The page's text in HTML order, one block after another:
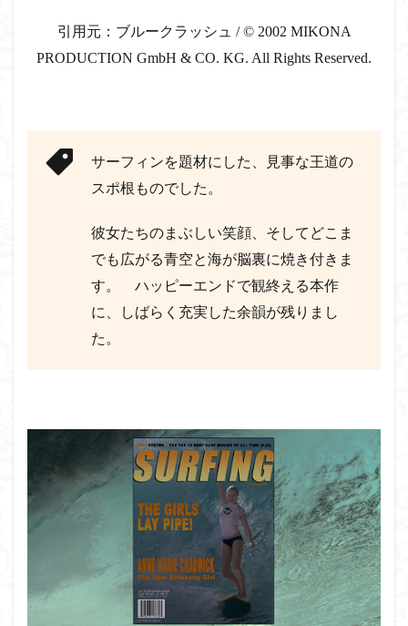
引用元：ブルークラッシュ /© 2002 MIKONA
PRODUCTION GmbH & CO. KG. All Rights Reserved.
サーフィンを題材にした、見事な王道の
スポ根ものでした。
彼女たちのまぶしい笑顔、そしてどこま
でも広がる青空と海が脳裏に焼き付きま
す。 ハッピーエンドで観終える本作
に、しばらく充実した余韻が残りまし
た。